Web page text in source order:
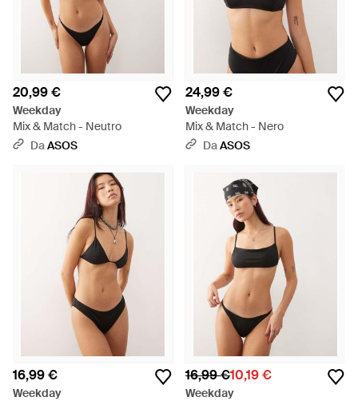
20,99 €
Weekday
Mix & Match - Neutro
DaASOS
24,99 €
Weekday
Mix & Match - Nero
DaASOS
16,99 €
Weekday
16,99 €10,19 €
Weekday